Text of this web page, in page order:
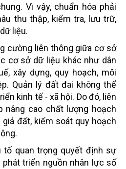
Vì vậy, chuẩn hóa phải
thu thập, kiểm tra, lưu trữ,
liệu.
cường liên thông giữa cơ sở
cơ sở dữ liệu khác như dân
xây dựng, quy hoạch, môi
Quản lý đất đai không thể
kinh tế - xã hội. Do đó, liên
nâng cao chất lượng hoạch
đất, kiểm soát quy hoạch
tố quan trọng quyết định sự
triển nguồn nhân lực số